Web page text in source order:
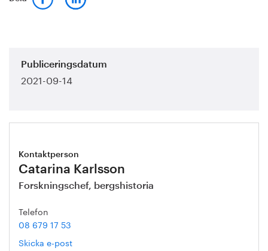
Publiceringsdatum
2021-09-14
Kontaktperson
Catarina Karlsson
Forskningschef, bergshistoria
Telefon
08 679 17 53
Skicka e-post